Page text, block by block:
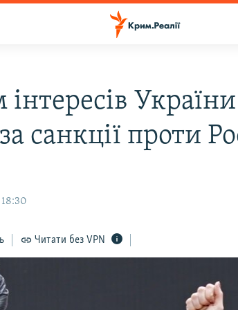
інтересів
санкції проти
18:30
Читати без VPN